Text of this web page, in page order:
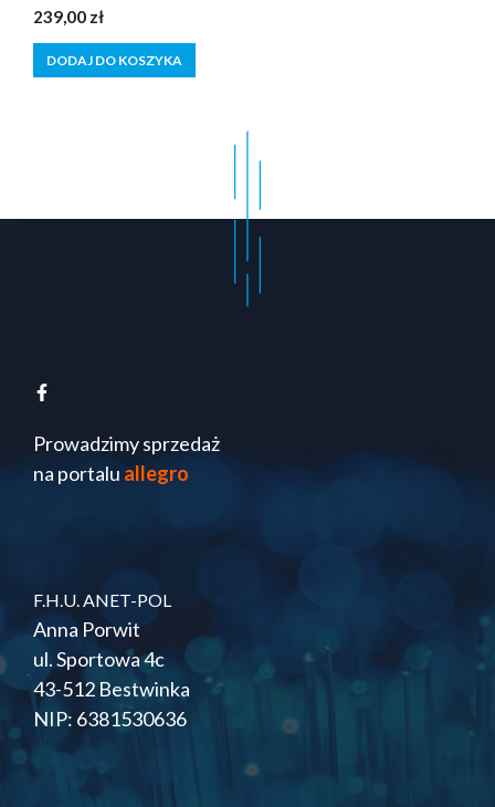
0
z
5
239,00 zł
DODAJ DO KOSZYKA
Prowadzimy sprzedaż
na portalu allegro
F.H.U. ANET-POL
Anna Porwit
ul. Sportowa 4c
43-512 Bestwinka
NIP: 6381530636